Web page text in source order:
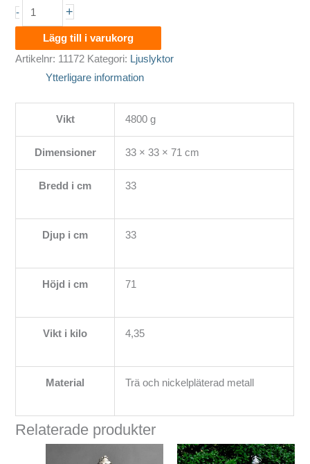
-
Baron
ljuslykta
mängd
+
Lägg till i varukorg
Artikelnr: 11172 Kategori: Ljuslyktor
Ytterligare information
Vikt 4800 g
Dimensioner 33 × 33 × 71 cm
Bredd i cm 33
Djup i cm 33
Höjd i cm 71
Vikt i kilo 4,35
Material Trä och nickelpläterad metall
Relaterade produkter